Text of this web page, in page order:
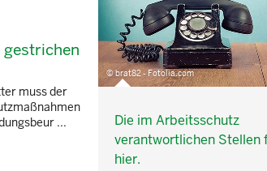
gestrichen
muss der
...
© brat82 - Fotolia.com
Die im Arbeitsschutz
verantwortlichen Stellen
hier.